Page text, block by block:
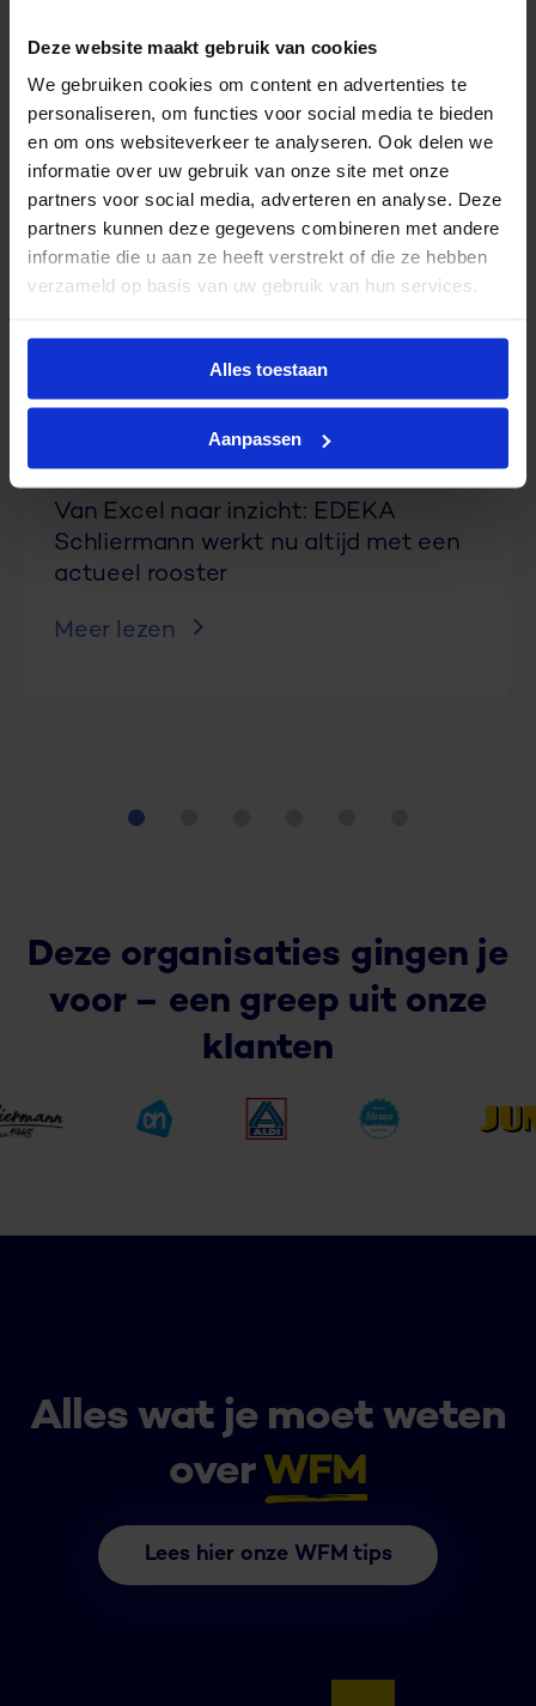
Deze website maakt gebruik van cookies
We gebruiken cookies om content en advertenties te
personaliseren, om functies voor social media te bieden
en om ons websiteverkeer te analyseren. Ook delen we
informatie over uw gebruik van onze site met onze
partners voor social media, adverteren en analyse. Deze
partners kunnen deze gegevens combineren met andere
informatie die u aan ze heeft verstrekt of die ze hebben
verzameld op basis van uw gebruik van hun services.
Alles toestaan
Aanpassen
EDEKA Schliermann
Van Excel naar inzicht: EDEKA
Schliermann werkt nu altijd met een
actueel rooster
Meer lezen
Deze organisaties gingen je
voor – een greep uit onze
klanten
Alles wat je moet weten
overWFM
Lees hier onze WFM tips